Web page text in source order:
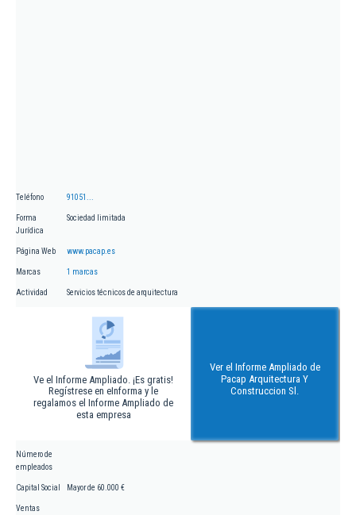
Teléfono 91051...
Forma
Jurídica
Sociedad limitada
Página Web www.pacap.es
Marcas 1 marcas
Actividad Servicios técnicos de arquitectura
Ve el Informe Ampliado. ¡Es gratis!
Regístrese en eInforma y le
regalamos el Informe Ampliado de
esta empresa
Ver el Informe Ampliado de
Pacap Arquitectura Y
Construccion Sl.
Número de
empleados
Capital Social Mayor de 60.000 €
Ventas